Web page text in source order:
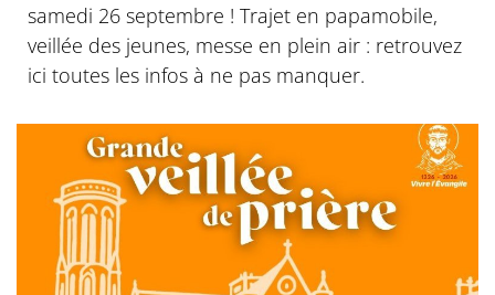
samedi 26 septembre ! Trajet en papamobile,
veillée des jeunes, messe en plein air : retrouvez
ici toutes les infos à ne pas manquer.